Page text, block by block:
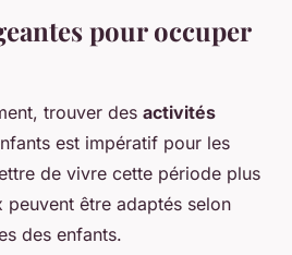
pour occuper
trouver des activités
est impératif pour les
de vivre cette période plus
peuvent être adaptés selon
des enfants.